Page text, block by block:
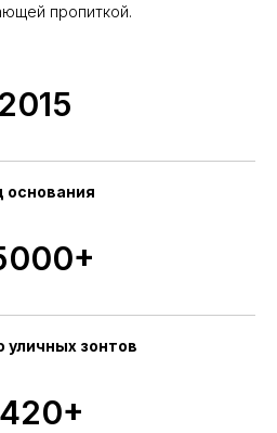
пропиткой.
2015
основания
уличных зонтов